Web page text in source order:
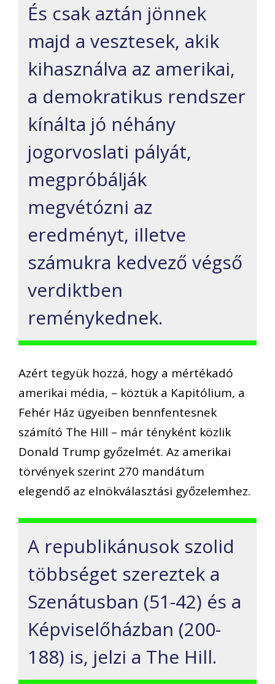
És csak aztán jönnek
majd a vesztesek, akik
kihasználva az amerikai,
a demokratikus rendszer
kínálta jó néhány
jogorvoslati pályát,
megpróbálják
megvétózni az
eredményt, illetve
számukra kedvező végső
verdiktben
reménykednek.
Azért tegyük hozzá, hogy a mértékadó
amerikai média, – köztük a Kapitólium, a
Fehér Ház ügyeiben bennfentesnek
számító The Hill – már tényként közlik
Donald Trump győzelmét. Az amerikai
törvények szerint 270 mandátum
elegendő az elnökválasztási győzelemhez.
A republikánusok szolid
többséget szereztek a
Szenátusban (51-42) és a
Képviselőházban (200-
188) is, jelzi a The Hill.